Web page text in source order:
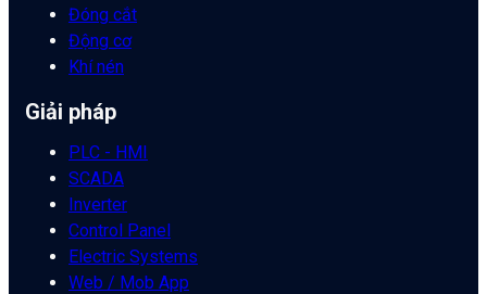
Đóng cắt
Động cơ
Khí nén
Giải pháp
PLC - HMI
SCADA
Inverter
Control Panel
Electric Systems
Web / Mob App